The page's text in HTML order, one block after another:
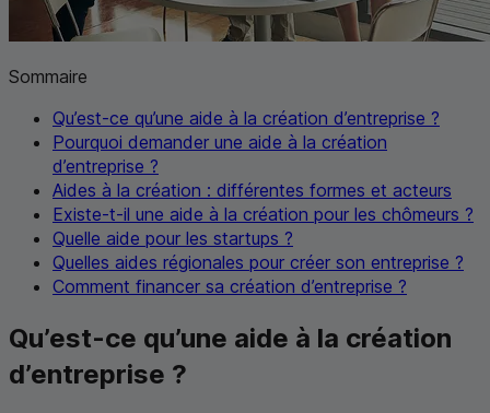
Sommaire
Qu’est-ce qu’une aide à la création d’entreprise ?
Pourquoi demander une aide à la création
d’entreprise ?
Aides à la création : différentes formes et acteurs
Existe-t-il une aide à la création pour les chômeurs ?
Quelle aide pour les startups ?
Quelles aides régionales pour créer son entreprise ?
Comment financer sa création d’entreprise ?
Qu’est-ce qu’une aide à la création
d’entreprise ?